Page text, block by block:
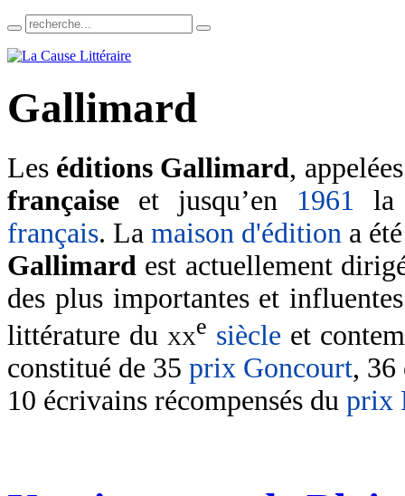
Gallimard
Les éditions Gallimard,
française et jusqu’en 1961
français. Lamaison d'édition a
Gallimard est actuellement
des plus importantes et
littérature du xxe siècle et
constitué de 35 prix Goncourt,
10 écrivains récompensés du prix